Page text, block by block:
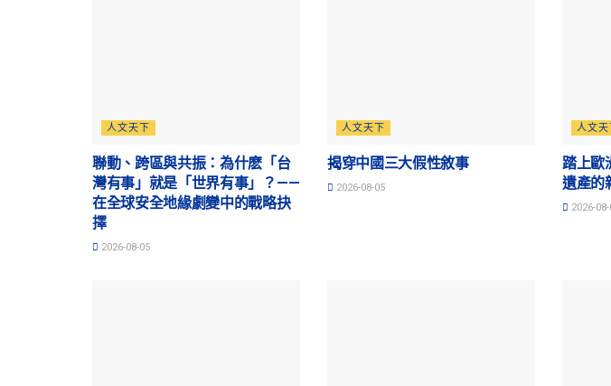
人文天下
聯動、跨區與共振：為什麽「台
灣有事」就是「世界有事」？——
在全球安全地緣劇變中的戰略抉
擇
2026-08-05
人文天下
揭穿中國三大假性敘事
2026-08-05
人文天
踏上歐
遺產的
2026-